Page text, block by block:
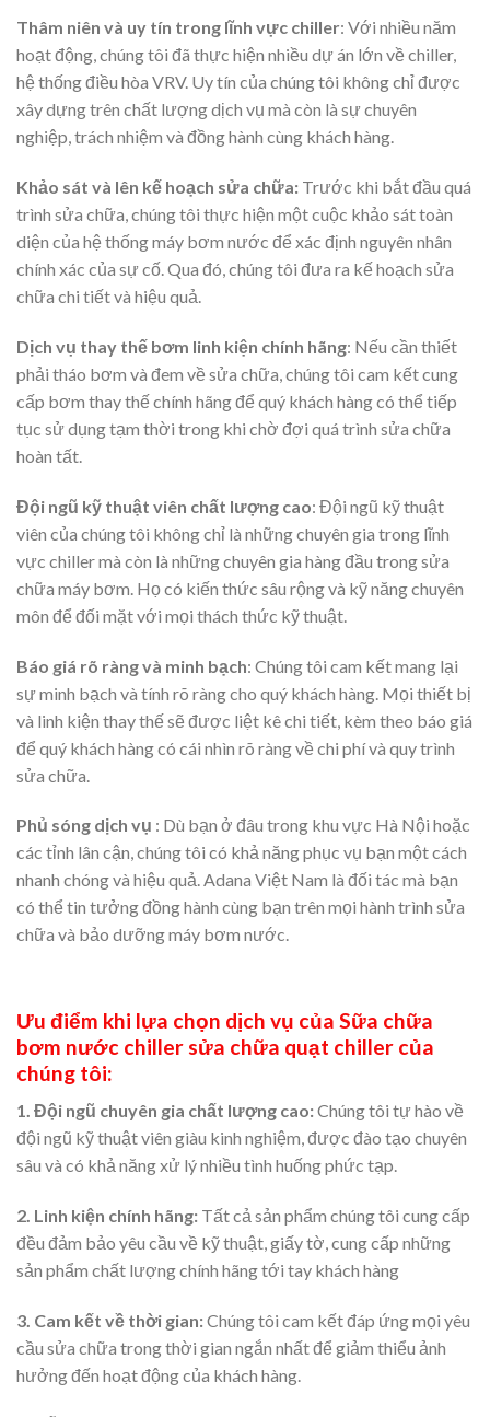
Thâm niên và uy tín trong lĩnh vực chiller: Với nhiều năm
hoạt động, chúng tôi đã thực hiện nhiều dự án lớn về chiller,
hệ thống điều hòa VRV. Uy tín của chúng tôi không chỉ được
xây dựng trên chất lượng dịch vụ mà còn là sự chuyên
nghiệp, trách nhiệm và đồng hành cùng khách hàng.
Khảo sát và lên kế hoạch sửa chữa: Trước khi bắt đầu quá
trình sửa chữa, chúng tôi thực hiện một cuộc khảo sát toàn
diện của hệ thống máy bơm nước để xác định nguyên nhân
chính xác của sự cố. Qua đó, chúng tôi đưa ra kế hoạch sửa
chữa chi tiết và hiệu quả.
Dịch vụ thay thế bơm linh kiện chính hãng: Nếu cần thiết
phải tháo bơm và đem về sửa chữa, chúng tôi cam kết cung
cấp bơm thay thế chính hãng để quý khách hàng có thể tiếp
tục sử dụng tạm thời trong khi chờ đợi quá trình sửa chữa
hoàn tất.
Đội ngũ kỹ thuật viên chất lượng cao: Đội ngũ kỹ thuật
viên của chúng tôi không chỉ là những chuyên gia trong lĩnh
vực chiller mà còn là những chuyên gia hàng đầu trong sửa
chữa máy bơm. Họ có kiến thức sâu rộng và kỹ năng chuyên
môn để đối mặt với mọi thách thức kỹ thuật.
Báo giá rõ ràng và minh bạch: Chúng tôi cam kết mang lại
sự minh bạch và tính rõ ràng cho quý khách hàng. Mọi thiết bị
và linh kiện thay thế sẽ được liệt kê chi tiết, kèm theo báo giá
để quý khách hàng có cái nhìn rõ ràng về chi phí và quy trình
sửa chữa.
Phủ sóng dịch vụ : Dù bạn ở đâu trong khu vực Hà Nội hoặc
các tỉnh lân cận, chúng tôi có khả năng phục vụ bạn một cách
nhanh chóng và hiệu quả. Adana Việt Nam là đối tác mà bạn
có thể tin tưởng đồng hành cùng bạn trên mọi hành trình sửa
chữa và bảo dưỡng máy bơm nước.
Ưu điểm khi lựa chọn dịch vụ của Sữa chữa
bơm nước chiller sửa chữa quạt chiller của
chúng tôi:
1. Đội ngũ chuyên gia chất lượng cao:Chúng tôi tự hào về
đội ngũ kỹ thuật viên giàu kinh nghiệm, được đào tạo chuyên
sâu và có khả năng xử lý nhiều tình huống phức tạp.
2. Linh kiện chính hãng: Tất cả sản phẩm chúng tôi cung cấp
đều đảm bảo yêu cầu về kỹ thuật, giấy tờ, cung cấp những
sản phẩm chất lượng chính hãng tới tay khách hàng
3. Cam kết về thời gian:Chúng tôi cam kết đáp ứng mọi yêu
cầu sửa chữa trong thời gian ngắn nhất để giảm thiểu ảnh
hưởng đến hoạt động của khách hàng.